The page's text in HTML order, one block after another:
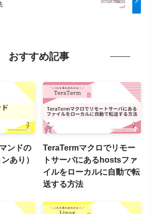
おすすめ記事
ンドの
あり）
TeraTermマクロでリモー
トサーバにあるhostsファ
イルをローカルに自動で転
送する方法